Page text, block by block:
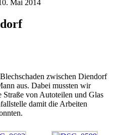
zwischen Diendorf
aus. Dabei mussten wir
Straße von Autoteilen und Glas
damit die Arbeiten